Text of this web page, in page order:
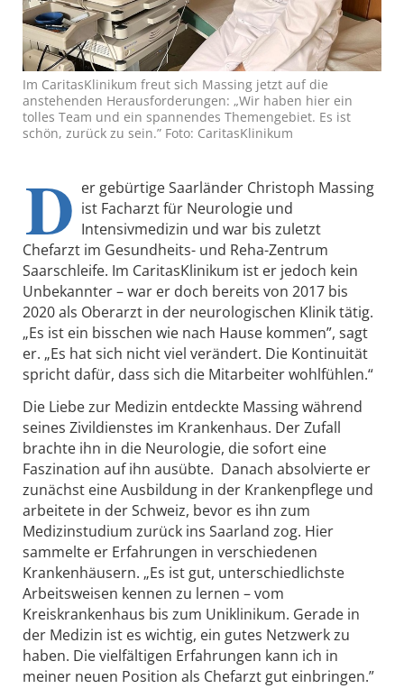
Im CaritasKlinikum freut sich Massing jetzt auf die
anstehenden Herausforderungen: „Wir haben hier ein
tolles Team und ein spannendes Themengebiet. Es ist
schön, zurück zu sein.” Foto: CaritasKlinikum
D er gebürtige Saarländer Christoph Massing
ist Facharzt für Neurologie und
Intensivmedizin und war bis zuletzt
Chefarzt im Gesundheits- und Reha-Zentrum
Saarschleife. Im CaritasKlinikum ist er jedoch kein
Unbekannter – war er doch bereits von 2017 bis
2020 als Oberarzt in der neurologischen Klinik tätig.
„Es ist ein bisschen wie nach Hause kommen”, sagt
er. „Es hat sich nicht viel verändert. Die Kontinuität
spricht dafür, dass sich die Mitarbeiter wohlfühlen.“
Die Liebe zur Medizin entdeckte Massing während
seines Zivildienstes im Krankenhaus. Der Zufall
brachte ihn in die Neurologie, die sofort eine
Faszination auf ihn ausübte. Danach absolvierte er
zunächst eine Ausbildung in der Krankenpflege und
arbeitete in der Schweiz, bevor es ihn zum
Medizinstudium zurück ins Saarland zog. Hier
sammelte er Erfahrungen in verschiedenen
Krankenhäusern. „Es ist gut, unterschiedlichste
Arbeitsweisen kennen zu lernen – vom
Kreiskrankenhaus bis zum Uniklinikum. Gerade in
der Medizin ist es wichtig, ein gutes Netzwerk zu
haben. Die vielfältigen Erfahrungen kann ich in
meiner neuen Position als Chefarzt gut einbringen.”